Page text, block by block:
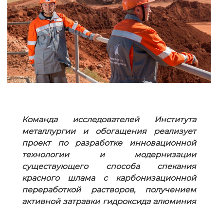
Команда исследователей Института
металлургии и обогащения реализует
проект по разработке инновационной
технологии и модернизации
существующего способа спекания
красного шлама с карбонизационной
переработкой растворов, получением
активной затравки гидроксида алюминия